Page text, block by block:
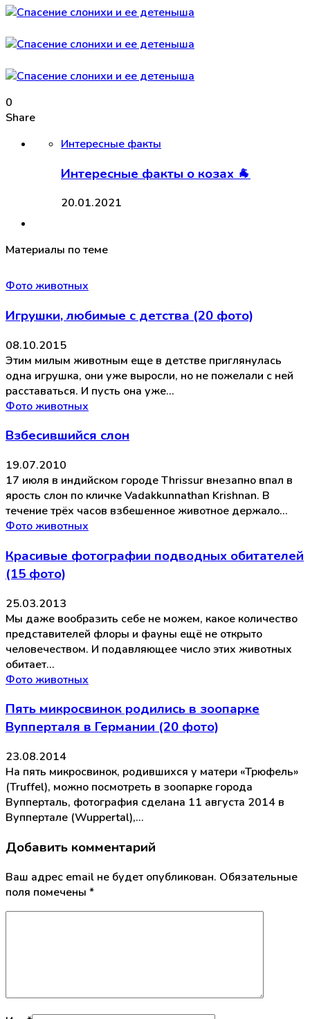
0
Share
Интересные факты
Интересные факты о козах 🐐
20.01.2021
Материалы по теме
Фото животных
Игрушки, любимые с детства (20 фото)
08.10.2015
Этим милым животным еще в детстве приглянулась
одна игрушка, они уже выросли, но не пожелали с ней
расставаться. И пусть она уже…
Фото животных
Взбесившийся слон
19.07.2010
17 июля в индийском городе Thrissur внезапно впал в
ярость слон по кличке Vadakkunnathan Krishnan. В
течение трёх часов взбешенное животное держало…
Фото животных
Красивые фотографии подводных обитателей
(15 фото)
25.03.2013
Мы даже вообразить себе не можем, какое количество
представителей флоры и фауны ещё не открыто
человечеством. И подавляющее число этих животных
обитает…
Фото животных
Пять микросвинок родились в зоопарке
Вупперталя в Германии (20 фото)
23.08.2014
На пять микросвинок, родившихся у матери «Трюфель»
(Truffel), можно посмотреть в зоопарке города
Вупперталь, фотография сделана 11 августа 2014 в
Вуппертале (Wuppertal),…
Добавить комментарий
Ваш адрес email не будет опубликован. Обязательные
поля помечены *